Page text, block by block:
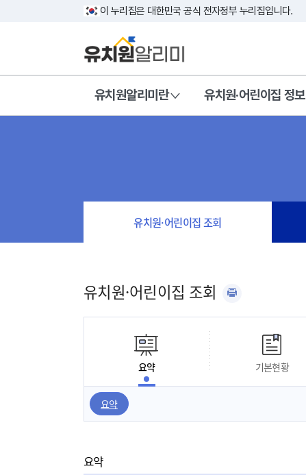
이 누리집은 대한민국 공식 전자정부 누리집입니다.
유치원알리미란 유치원·어린이집 정보
유치원·어린이집 조회
유치원·어린이집 조회
요약 기본현황
요약
요약